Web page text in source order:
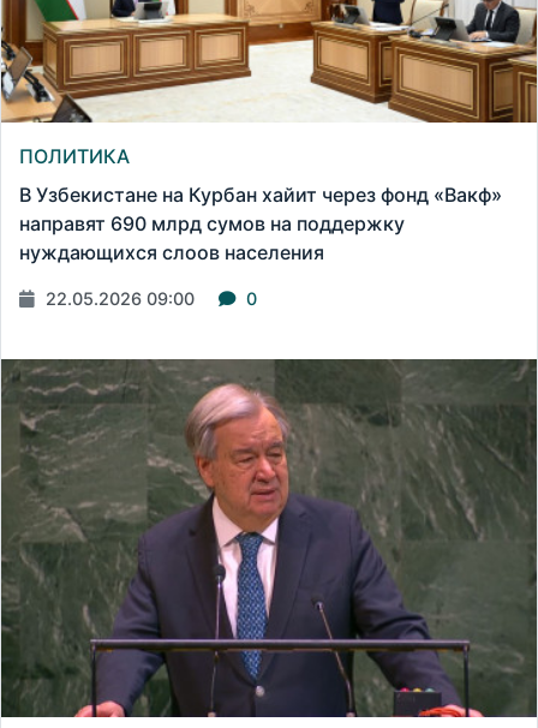
ПОЛИТИКА
В Узбекистане на Курбан хайит через фонд «Вакф»
направят 690 млрд сумов на поддержку
нуждающихся слоов населения
22.05.2026 09:00 0